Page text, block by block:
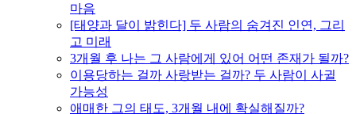
마음
[태양과 달이 밝힌다] 두 사람의 숨겨진 인연, 그리
고 미래
3개월 후 나는 그 사람에게 있어 어떤 존재가 될까?
이용당하는 걸까 사랑받는 걸까? 두 사람이 사귈
가능성
애매한 그의 태도, 3개월 내에 확실해질까?